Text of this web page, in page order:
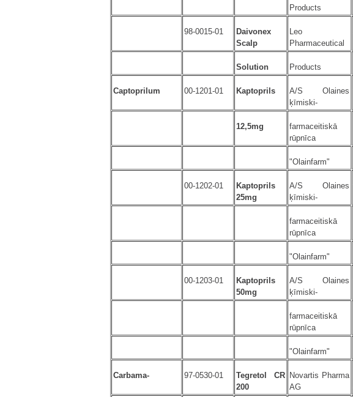
Products
98-0015-01
Daivonex
Scalp
Leo
Pharmaceutical
Solution Products
Captoprilum 00-1201-01 Kaptoprils
A/S Olaines
ķīmiski-
12,5mg
farmaceitiskā
rūpnīca
"Olainfarm"
00-1202-01
Kaptoprils
25mg
A/S Olaines
ķīmiski-
farmaceitiskā
rūpnīca
"Olainfarm"
00-1203-01
Kaptoprils
50mg
A/S Olaines
ķīmiski-
farmaceitiskā
rūpnīca
"Olainfarm"
Carbama- 97-0530-01
Tegretol CR
200
Novartis Pharma
AG